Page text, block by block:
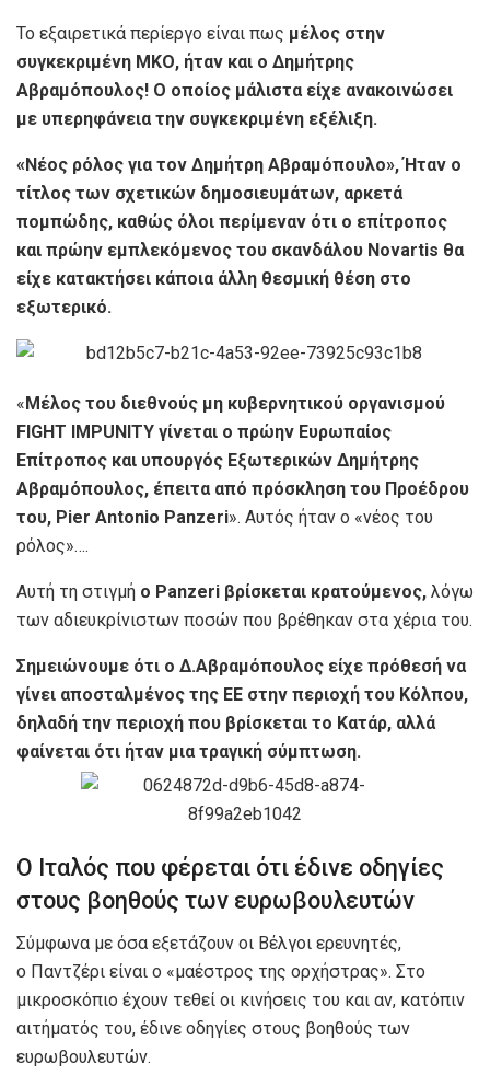
Το εξαιρετικά περίεργο είναι πως μέλος στην
συγκεκριμένη ΜΚΟ, ήταν και ο Δημήτρης
Αβραμόπουλος! Ο οποίος μάλιστα είχε ανακοινώσει
με υπερηφάνεια την συγκεκριμένη εξέλιξη.
«Νέος ρόλος για τον Δημήτρη Αβραμόπουλο», Ήταν ο
τίτλος των σχετικών δημοσιευμάτων, αρκετά
πομπώδης, καθώς όλοι περίμεναν ότι ο επίτροπος
και πρώην εμπλεκόμενος του σκανδάλου Novartis θα
είχε κατακτήσει κάποια άλλη θεσμική θέση στο
εξωτερικό.
«Μέλος του διεθνούς μη κυβερνητικού οργανισμού
FIGHT IMPUNITY γίνεται ο πρώην Ευρωπαίος
Επίτροπος και υπουργός Εξωτερικών Δημήτρης
Αβραμόπουλος, έπειτα από πρόσκληση του Προέδρου
του, Pier Antonio Panzeri». Αυτός ήταν ο «νέος του
ρόλος»….
Αυτή τη στιγμή ο Panzeri βρίσκεται κρατούμενος, λόγω
των αδιευκρίνιστων ποσών που βρέθηκαν στα χέρια του.
Σημειώνουμε ότι ο Δ.Αβραμόπουλος είχε πρόθεσή να
γίνει αποσταλμένος της ΕΕ στην περιοχή του Κόλπου,
δηλαδή την περιοχή που βρίσκεται το Κατάρ, αλλά
φαίνεται ότι ήταν μια τραγική σύμπτωση.
Ο Ιταλός που φέρεται ότι έδινε οδηγίες
στους βοηθούς των ευρωβουλευτών
Σύμφωνα με όσα εξετάζουν οι Βέλγοι ερευνητές,
ο Παντζέρι είναι ο «μαέστρος της ορχήστρας». Στο
μικροσκόπιο έχουν τεθεί οι κινήσεις του και αν, κατόπιν
αιτήματός του, έδινε οδηγίες στους βοηθούς των
ευρωβουλευτών.